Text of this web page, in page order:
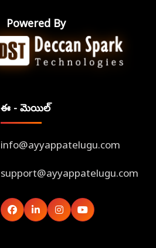
Powered By
ఈ - మెయిల్
info@ayyappatelugu.com
support@ayyappatelugu.com